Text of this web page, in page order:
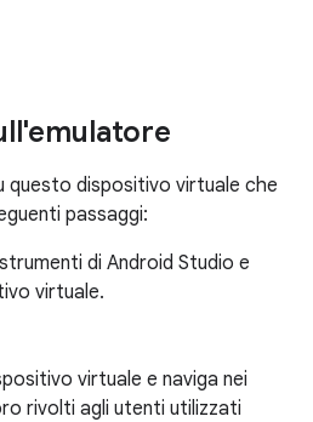
questo dispositivo virtuale che
passaggi:
di Android Studio e
virtuale.
virtuale e naviga nei
rivolti agli utenti utilizzati